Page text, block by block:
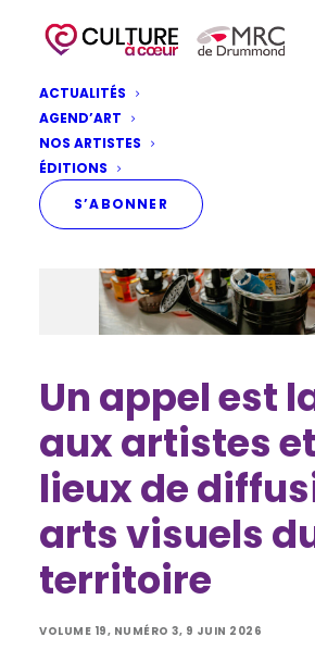
ACTUALITÉS
AGEND’ART
NOS ARTISTES
ÉDITIONS
S’ABONNER
Un appel est
aux artistes
lieux de
arts visuels
territoire
VOLUME 19, NUMÉRO 3, 9 JUIN 2026